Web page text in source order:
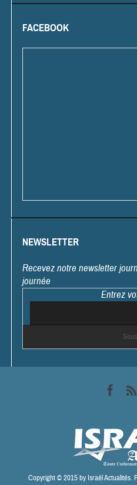
FACEBOOK
NEWSLETTER
Recevez notre newsletter
journée
Entrez
Copyright © 2015 by Israël Actualités.